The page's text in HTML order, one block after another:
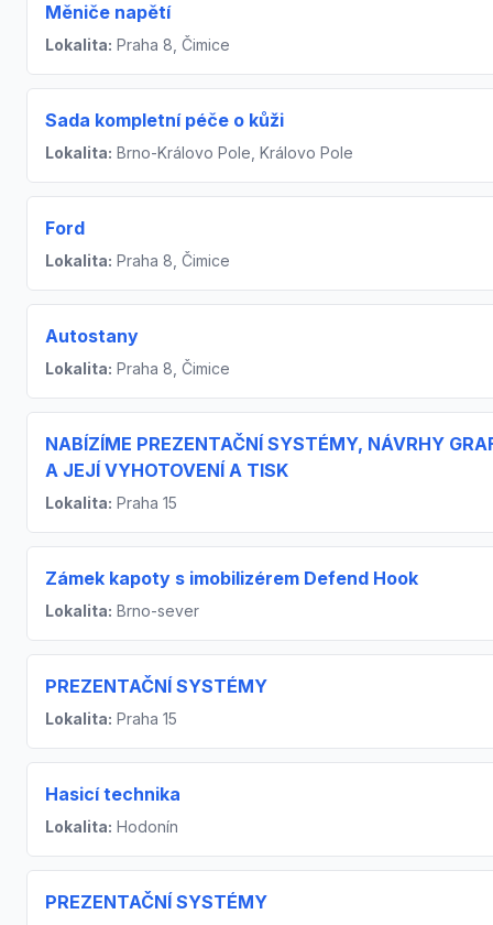
Měniče napětí
Lokalita: Praha 8, Čimice
Sada kompletní péče o kůži
Lokalita: Brno-Královo Pole, Královo Pole
Ford
Lokalita: Praha 8, Čimice
Autostany
Lokalita: Praha 8, Čimice
NABÍZÍME PREZENTAČNÍ SYSTÉMY, NÁVRHY
A JEJÍ VYHOTOVENÍ A TISK
Lokalita: Praha 15
Zámek kapoty s imobilizérem Defend Hook
Lokalita: Brno-sever
PREZENTAČNÍ SYSTÉMY
Lokalita: Praha 15
Hasicí technika
Lokalita: Hodonín
PREZENTAČNÍ SYSTÉMY